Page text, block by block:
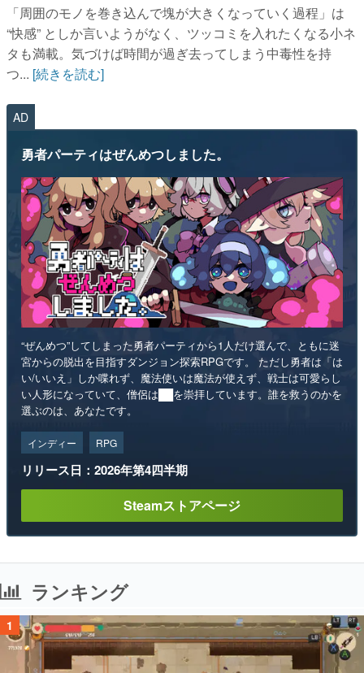
「周囲のモノを巻き込んで塊が大きくなっていく過程」は
“快感” としか言いようがなく、ツッコミを入れたくなる小ネ
タも満載。気づけば時間が過ぎ去ってしまう中毒性を持
つ... [続きを読む]
AD
勇者パーティはぜんめつしました。
“ぜんめつ”してしまった勇者パーティから1人だけ選んで、ともに迷
宮からの脱出を目指すダンジョン探索RPGです。 ただし勇者は「は
い/いいえ」しか喋れず、魔法使いは魔法が使えず、戦士は可愛らし
い人形になっていて、僧侶は██を崇拝しています。誰を救うのかを
選ぶのは、あなたです。
インディー RPG
リリース日：2026年第4四半期
Steamストアページ
ランキング
1